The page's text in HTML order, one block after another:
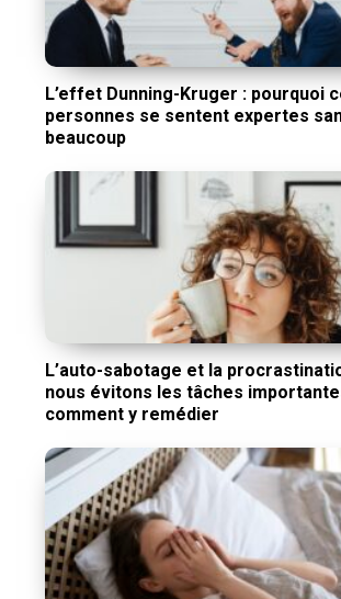
L’effet Dunning-Kruger : pourquoi
personnes se sentent expertes
beaucoup
L’auto-sabotage et la
nous évitons les tâches
comment y remédier